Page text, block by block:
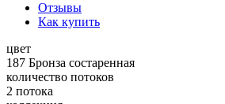
Отзывы
Как купить
цвет
187 Бронза состаренная
количество потоков
2 потока